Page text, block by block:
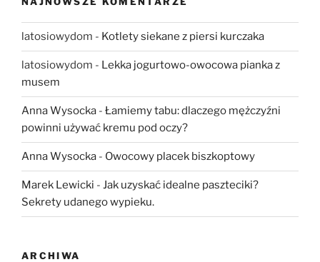
latosiowydom - Kotlety siekane z piersi kurczaka
latosiowydom - Lekka jogurtowo-owocowa pianka z
musem
Anna Wysocka - Łamiemy tabu: dlaczego mężczyźni
powinni używać kremu pod oczy?
Anna Wysocka - Owocowy placek biszkoptowy
Marek Lewicki - Jak uzyskać idealne paszteciki?
Sekrety udanego wypieku.
ARCHIWA